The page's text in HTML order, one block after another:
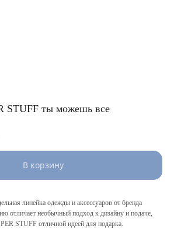
STUFF ты можешь все
В корзину
линейка одежды и аксессуаров от бренда
отличает необычный подход к дизайну и подаче,
STUFF отличной идеей для подарка.